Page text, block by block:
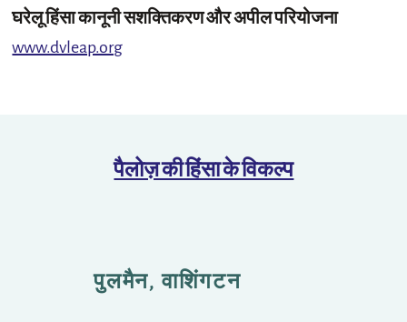
घरेलू हिंसा कानूनी सशक्तिकरण और अपील परियोजना
www.dvleap.org
पैलोज़ की हिंसा के विकल्प
पुलमैन, वाशिंगटन